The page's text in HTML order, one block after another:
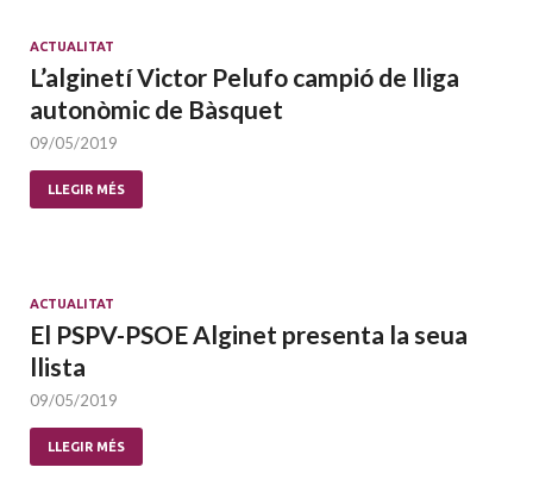
ACTUALITAT
L’alginetí Victor Pelufo campió de lliga
autonòmic de Bàsquet
09/05/2019
LLEGIR MÉS
ACTUALITAT
El PSPV-PSOE Alginet presenta la seua
llista
09/05/2019
LLEGIR MÉS